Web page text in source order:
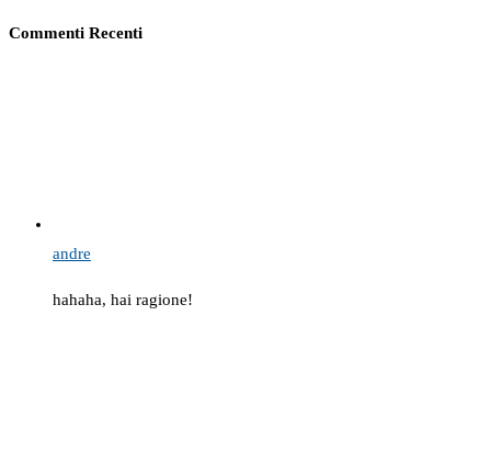
Commenti Recenti
andre
hahaha, hai ragione!